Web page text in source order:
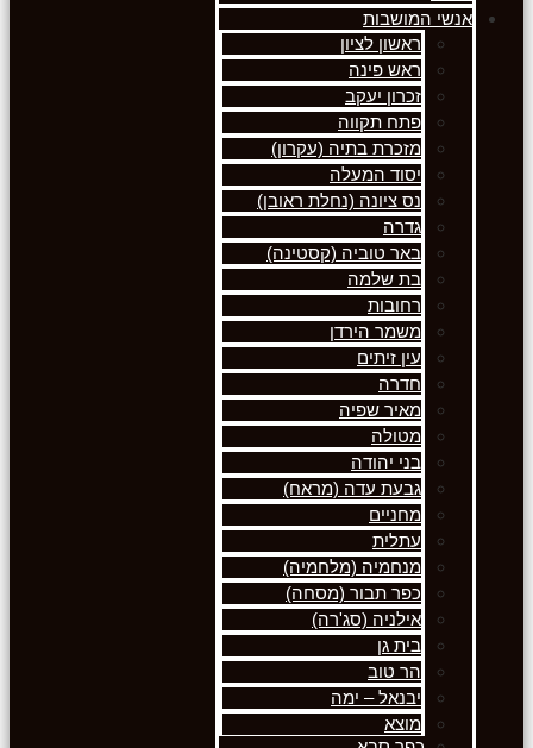
אנשי המושבות
ראשון לציון
ראש פינה
זכרון יעקב
פתח תקווה
מזכרת בתיה (עקרון)
יסוד המעלה
נס ציונה (נחלת ראובן)
גדרה
באר טוביה (קסטינה)
בת שלמה
רחובות
משמר הירדן
עין זיתים
חדרה
מאיר שפיה
מטולה
בני יהודה
גבעת עדה (מראח)
מחניים
עתלית
מנחמיה (מלחמיה)
כפר תבור (מסחה)
אילניה (סג'רה)
בית גן
הר טוב
יבנאל – ימה
מוצא